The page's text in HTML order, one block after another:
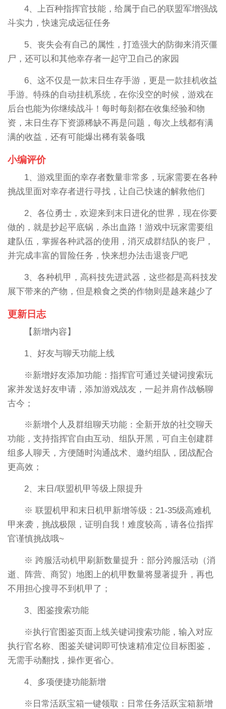
4、上百种指挥官技能，给属于自己的联盟军增强战
斗实力，快速完成远征任务
5、丧失会有自己的属性，打造强大的防御来消灭僵
尸，还可以和其他幸存者一起守卫自己的家园
6、这不仅是一款末日生存手游，更是一款挂机收益
手游。特殊的自动挂机系统，在你没空的时候，游戏在
后台也能为你继续战斗！每时每刻都在收集经验和物
资，末日生存下资源稀缺不再是问题，每次上线都有满
满的收益，还有可能爆出稀有装备哦
小编评价
1、游戏里面的幸存者数量非常多，玩家需要在各种
挑战里面对幸存者进行寻找，让自己快速的解救他们
2、各位勇士，欢迎来到末日进化的世界，现在你要
做的，就是抄起平底锅，杀出血路！游戏中玩家需要组
建队伍，掌握各种武器的使用，消灭成群结队的丧尸，
并完成丰富的冒险任务，快来想办法击退丧尸吧
3、各种机甲，高科技先进武器，这些都是高科技发
展下带来的产物，但是粮食之类的作物则是越来越少了
更新日志
【新增内容】
1、好友与聊天功能上线
※新增好友添加功能：指挥官可通过关键词搜索玩
家并发送好友申请，添加游戏战友，一起并肩作战畅聊
古今；
※新增个人及群组聊天功能：全新开放的社交聊天
功能，支持指挥官自由互动、组队开黑，可自主创建群
组多人聊天，方便随时沟通战术、邀约组队，团战配合
更高效；
2、末日/联盟机甲等级上限提升
※ 联盟机甲和末日机甲新增等级：21-35级高难机
甲来袭，挑战极限，证明自我！难度较高，请各位指挥
官谨慎挑战哦~
※ 跨服活动机甲刷新数量提升：部分跨服活动（消
逝、阵营、商贸）地图上的机甲数量将显著提升，再也
不用担心搜寻不到机甲了；
3、图鉴搜索功能
※执行官图鉴页面上线关键词搜索功能，输入对应
执行官名称、图鉴关键词即可快速精准定位目标图鉴，
无需手动翻找，操作更省心。
4、多项便捷功能新增
※日常活跃宝箱一键领取：日常任务活跃宝箱新增